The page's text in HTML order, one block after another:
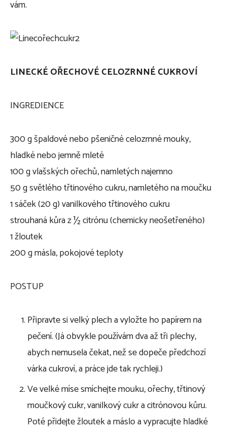
vám.
LINECKÉ OŘECHOVÉ CELOZRNNÉ CUKROVÍ
INGREDIENCE
300 g špaldové nebo pšeničné celozrnné mouky,
hladké nebo jemně mleté
100 g vlašských ořechů, namletých najemno
50 g světlého třtinového cukru, namletého na moučku
1 sáček (20 g) vanilkového třtinového cukru
strouhaná kůra z ½ citrónu (chemicky neošetřeného)
1 žloutek
200 g másla, pokojové teploty
POSTUP
Připravte si velký plech a vyložte ho papírem na
pečení. (Já obvykle používám dva až tři plechy,
abych nemusela čekat, než se dopeče předchozí
várka cukroví, a práce jde tak rychleji.)
Ve velké míse smíchejte mouku, ořechy, třtinový
moučkový cukr, vanilkový cukr a citrónovou kůru.
Poté přidejte žloutek a máslo a vypracujte hladké